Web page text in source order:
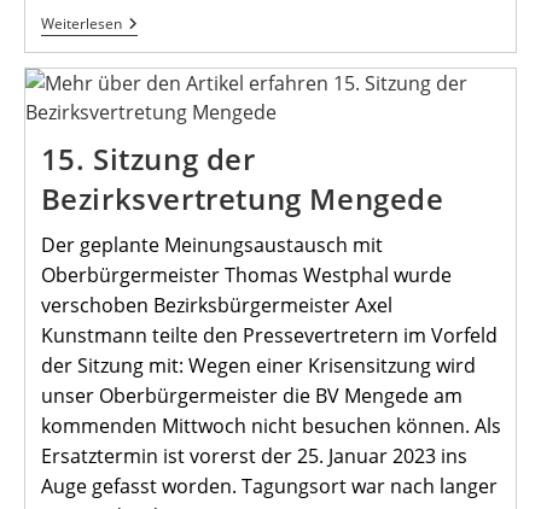
WeiterlesenMartinsumzug
In
Mengede
Startet
Am
Heimathaus
15. Sitzung der
Bezirksvertretung Mengede
Der geplante Meinungsaustausch mit
Oberbürgermeister Thomas Westphal wurde
verschoben Bezirksbürgermeister Axel
Kunstmann teilte den Pressevertretern im Vorfeld
der Sitzung mit: Wegen einer Krisensitzung wird
unser Oberbürgermeister die BV Mengede am
kommenden Mittwoch nicht besuchen können. Als
Ersatztermin ist vorerst der 25. Januar 2023 ins
Auge gefasst worden. Tagungsort war nach langer